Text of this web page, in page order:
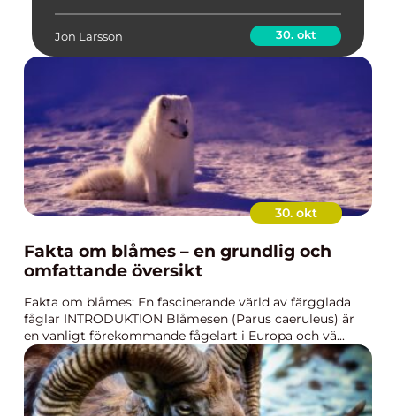
Jon Larsson 30. okt
30. okt
Fakta om blåmes – en grundlig och
omfattande översikt
Fakta om blåmes: En fascinerande värld av färgglada
fåglar INTRODUKTION Blåmesen (Parus caeruleus) är
en vanligt förekommande fågelart i Europa och vä...